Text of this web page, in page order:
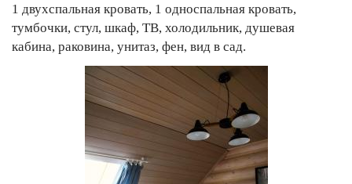
1 двухспальная кровать, 1 односпальная кровать,
тумбочки, стул, шкаф, ТВ, холодильник, душевая
кабина, раковина, унитаз, фен, вид в сад.